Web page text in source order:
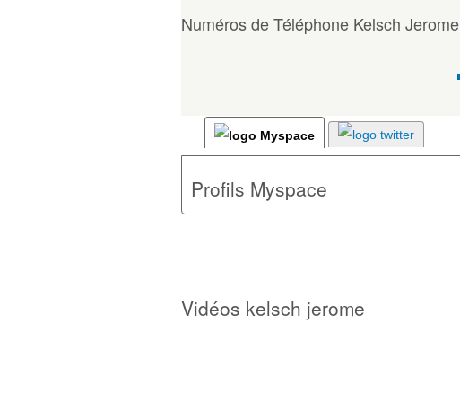
Numéros de Téléphone Kelsch Jerome
Profils Myspace
Vidéos kelsch jerome